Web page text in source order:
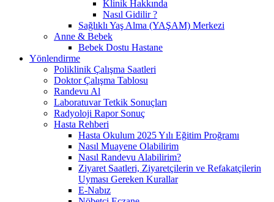
Klinik Hakkında
Nasıl Gidilir ?
Sağlıklı Yaş Alma (YAŞAM) Merkezi
Anne & Bebek
Bebek Dostu Hastane
Yönlendirme
Poliklinik Çalışma Saatleri
Doktor Çalışma Tablosu
Randevu Al
Laboratuvar Tetkik Sonuçları
Radyoloji Rapor Sonuç
Hasta Rehberi
Hasta Okulum 2025 Yılı Eğitim Proğramı
Nasıl Muayene Olabilirim
Nasıl Randevu Alabilirim?
Ziyaret Saatleri, Ziyaretçilerin ve Refakatçilerin
Uyması Gereken Kurallar
E-Nabız